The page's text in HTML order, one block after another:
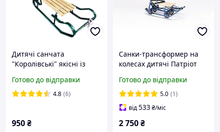
Дитячі санчата
"Королівські" якісні із
штовхачем Зелені
Готово до відправки
4.8 (6)
950₴
Санки-трансформер на
колесах дитячі Патріот
блакитний
Готово до відправки
5.0 (1)
від533₴/міс
2 750₴